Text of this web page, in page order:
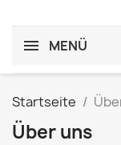
MENÜ
Startseite
Über uns